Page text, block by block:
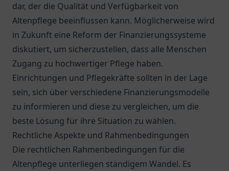
dar, der die Qualität und Verfügbarkeit von
Altenpflege beeinflussen kann. Möglicherweise wird
in Zukunft eine Reform der Finanzierungssysteme
diskutiert, um sicherzustellen, dass alle Menschen
Zugang zu hochwertiger Pflege haben.
Einrichtungen und Pflegekräfte sollten in der Lage
sein, sich über verschiedene Finanzierungsmodelle
zu informieren und diese zu vergleichen, um die
beste Lösung für ihre Situation zu wählen.
Rechtliche Aspekte und Rahmenbedingungen
Die rechtlichen Rahmenbedingungen für die
Altenpflege unterliegen ständigem Wandel. Es